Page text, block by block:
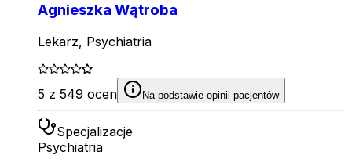
Agnieszka Wątroba
Lekarz, Psychiatria
5 z 549 ocen Na podstawie opinii pacjentów
Specjalizacje
Psychiatria